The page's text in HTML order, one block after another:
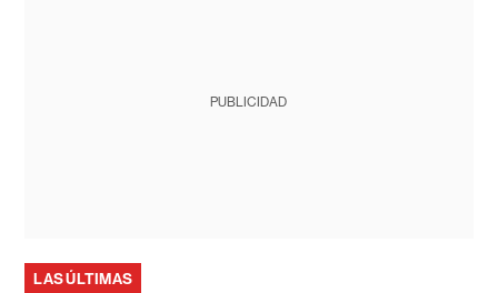
PUBLICIDAD
LAS ÚLTIMAS